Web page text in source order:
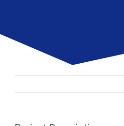
PRODUCTEN & DIENSTEN